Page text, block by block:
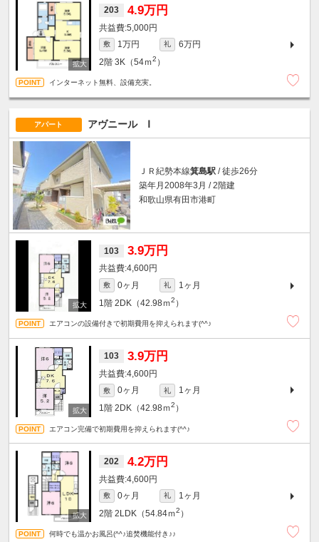
203 4.9万円
5,000円
敷 1万円 礼
6万円
2階 3K（54ｍ2 ）
インターネット無料、設備充実。
アパート アヴニール Ⅰ
ＪＲ紀勢本線箕島駅 / 徒歩26分
築年月2008年3月 / 2階建
和歌山県有田市港町
103 3.9万円
4,600円
敷 0ヶ月 礼
1ヶ月
1階 2DK（42.98ｍ2 ）
エアコンの設備付きで初期費用を抑えられます(^^♪
103 3.9万円
4,600円
敷 0ヶ月 礼
1ヶ月
1階 2DK（42.98ｍ2 ）
エアコン完備で初期費用を抑えられます(^^♪
202 4.2万円
4,600円
敷 0ヶ月 礼
1ヶ月
2階 2LDK（54.84ｍ2 ）
何時でも温かお風呂(^^♪追焚機能付き♪♪